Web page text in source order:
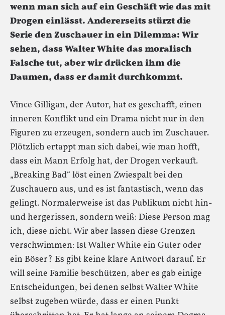
wenn man sich auf ein Geschäft wie das mit
Drogen einlässt. Andererseits stürzt die
Serie den Zuschauer in ein Dilemma: Wir
sehen, dass Walter White das moralisch
Falsche tut, aber wir drücken ihm die
Daumen, dass er damit durchkommt.
Vince Gilligan, der Autor, hat es geschafft, einen
inneren Konflikt und ein Drama nicht nur in den
Figuren zu erzeugen, sondern auch im Zuschauer.
Plötzlich ertappt man sich dabei, wie man hofft,
dass ein Mann Erfolg hat, der Drogen verkauft.
„Breaking Bad“ löst einen Zwiespalt bei den
Zuschauern aus, und es ist fantastisch, wenn das
gelingt. Normalerweise ist das Publikum nicht hin-
und hergerissen, sondern weiß: Diese Person mag
ich, diese nicht. Wir aber lassen diese Grenzen
verschwimmen: Ist Walter White ein Guter oder
ein Böser? Es gibt keine klare Antwort darauf. Er
will seine Familie beschützen, aber es gab einige
Entscheidungen, bei denen selbst Walter White
selbst zugeben würde, dass er einen Punkt